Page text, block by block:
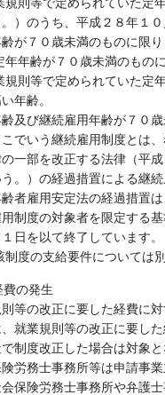
）のうち、平成２８年１
齢が７０歳未満のものに限り
年齢が７０歳未満のものに
則等で定められていた定
年齢。
齢及び継続雇用年齢が７０
でいう継続雇用制度とは
一部を改正する法律（平
。）の経過措置による継続
者雇用安定法の経過措置
用制度の対象者を限定する
日を以て終了しています。
度の支給要件については
の発生
則等の改正に要した経費に対
就業規則等の改正に要し
制度改正した場合は対象と
険労務士事務所等は申請事業
保険労務士事務所や弁護